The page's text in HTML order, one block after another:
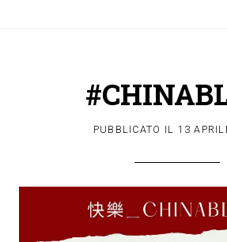
PUBBLICATO IL 13